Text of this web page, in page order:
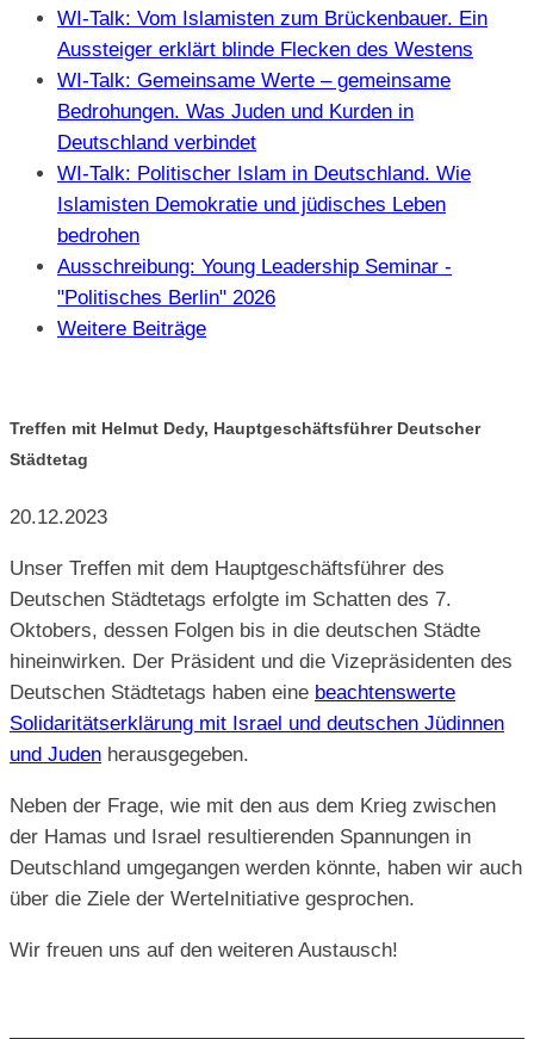
WI-Talk: Vom Islamisten zum Brückenbauer. Ein
Aussteiger erklärt blinde Flecken des Westens
WI-Talk: Gemeinsame Werte – gemeinsame
Bedrohungen. Was Juden und Kurden in
Deutschland verbindet
WI-Talk: Politischer Islam in Deutschland. Wie
Islamisten Demokratie und jüdisches Leben
bedrohen
Ausschreibung: Young Leadership Seminar -
"Politisches Berlin" 2026
Weitere Beiträge
Treffen mit Helmut Dedy, Hauptgeschäftsführer Deutscher
Städtetag
20.12.2023
Unser Treffen mit dem Hauptgeschäftsführer des
Deutschen Städtetags erfolgte im Schatten des 7.
Oktobers, dessen Folgen bis in die deutschen Städte
hineinwirken. Der Präsident und die Vizepräsidenten des
Deutschen Städtetags haben eine beachtenswerte
Solidaritätserklärung mit Israel und deutschen Jüdinnen
und Juden herausgegeben.
Neben der Frage, wie mit den aus dem Krieg zwischen
der Hamas und Israel resultierenden Spannungen in
Deutschland umgegangen werden könnte, haben wir auch
über die Ziele der WerteInitiative gesprochen.
Wir freuen uns auf den weiteren Austausch!